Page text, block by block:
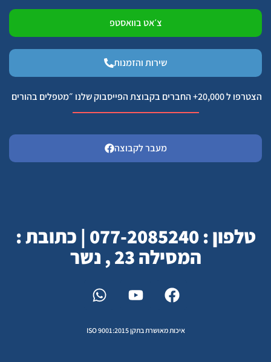
צ׳אט בוואסטפ
שירות והזמנות
הצטרפו ל 20,000+ החברים בקבוצת הפייסבוק שלנו ״מטפלים בהורים
מעבר לקבוצה
טלפון : 077-2085240 | כתובת :
המסילה 23 , נשר
איכות מאושרת בתקן ISO 9001:2015